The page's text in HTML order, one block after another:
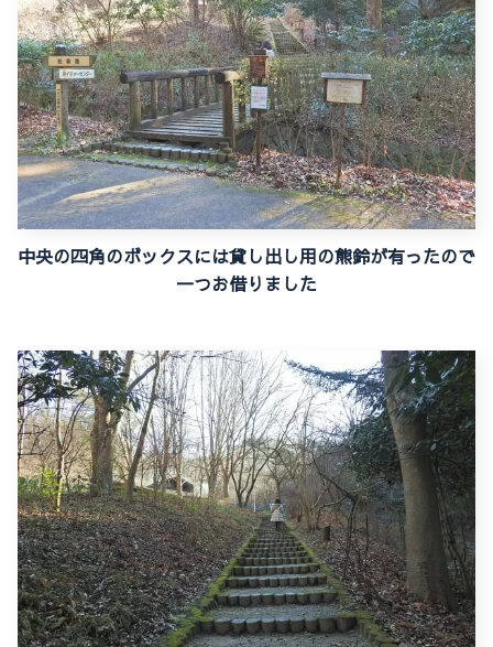
中央の四角のボックスには貸し出し用の熊鈴が有ったので
一つお借りました